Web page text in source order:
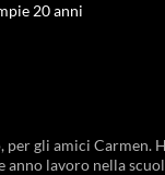
20 anni
per gli amici Carmen.
anno lavoro nella